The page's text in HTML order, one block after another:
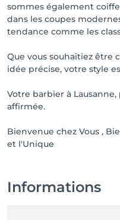
sommes également
dans les coupes
tendance comme les
Que vous souhaitiez être
idée précise, votre style
Votre barbier à
affirmée.
Bienvenue chez Vous ,
et l'Unique
Informations